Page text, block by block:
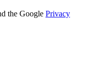
the Google Privacy